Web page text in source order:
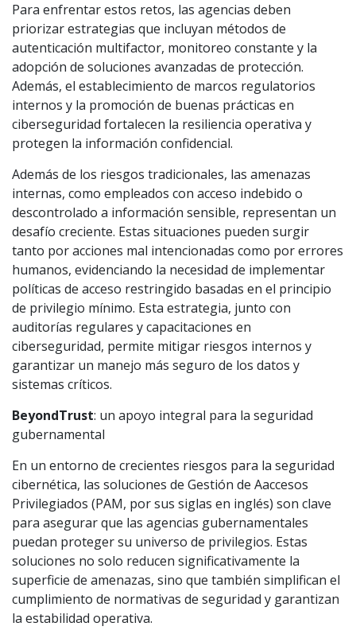
Para enfrentar estos retos, las agencias deben
priorizar estrategias que incluyan métodos de
autenticación multifactor, monitoreo constante y la
adopción de soluciones avanzadas de protección.
Además, el establecimiento de marcos regulatorios
internos y la promoción de buenas prácticas en
ciberseguridad fortalecen la resiliencia operativa y
protegen la información confidencial.
Además de los riesgos tradicionales, las amenazas
internas, como empleados con acceso indebido o
descontrolado a información sensible, representan un
desafío creciente. Estas situaciones pueden surgir
tanto por acciones mal intencionadas como por errores
humanos, evidenciando la necesidad de implementar
políticas de acceso restringido basadas en el principio
de privilegio mínimo. Esta estrategia, junto con
auditorías regulares y capacitaciones en
ciberseguridad, permite mitigar riesgos internos y
garantizar un manejo más seguro de los datos y
sistemas críticos.
BeyondTrust: un apoyo integral para la seguridad
gubernamental
En un entorno de crecientes riesgos para la seguridad
cibernética, las soluciones de Gestión de Aaccesos
Privilegiados (PAM, por sus siglas en inglés) son clave
para asegurar que las agencias gubernamentales
puedan proteger su universo de privilegios. Estas
soluciones no solo reducen significativamente la
superficie de amenazas, sino que también simplifican el
cumplimiento de normativas de seguridad y garantizan
la estabilidad operativa.